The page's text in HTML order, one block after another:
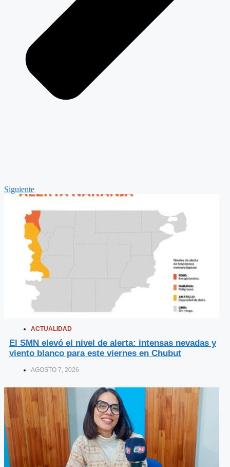
Siguiente
ACTUALIDAD
El SMN elevó el nivel de alerta: intensas nevadas y
viento blanco para este viernes en Chubut
AGOSTO 7, 2026